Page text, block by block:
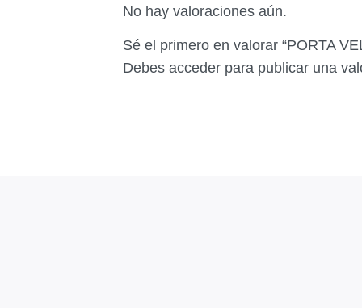
No hay valoraciones aún.
Sé el primero en valorar “PORTA
Debes acceder para publicar una